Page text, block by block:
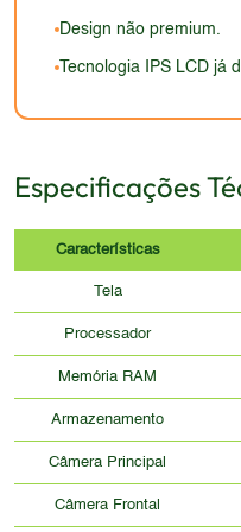
Design não premium.
Tecnologia IPS LCD já
Especificações
Características
Tela
Processador
Memória RAM
Armazenamento
Câmera Principal
Câmera Frontal